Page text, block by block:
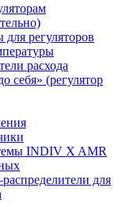
регуляторов
расхода
себя» (регулятор
INDIV X AMR
для